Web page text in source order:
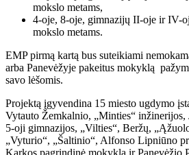
mokslo metams,
4-oje, 8-oje, gimnazijų II-oje ir IV-
mokslo metams.
EMP pirmą kartą bus suteikiami
arba Panevėžyje pakeitus mokyklą
savo lėšomis.
Projektą įgyvendina 15 miesto ugdymo
Vytauto Žemkalnio, „Minties“
5-oji gimnazijos, „Vilties“, Beržų,
„Vyturio“, „Šaltinio“, Alfonso Lipniūno
Karkos pagrindinė mokykla ir Panevėžio